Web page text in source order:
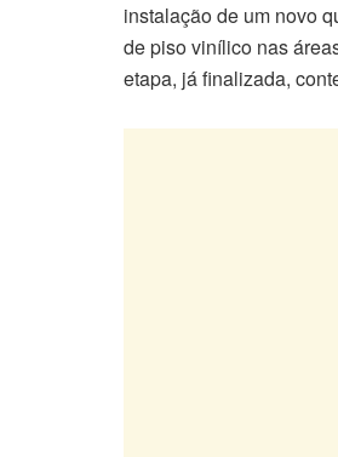
instalação de um novo
de piso vinílico nas
etapa, já finalizada,